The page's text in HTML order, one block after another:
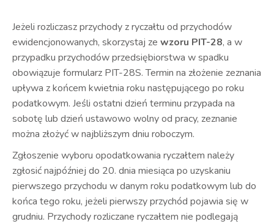
Jeżeli rozliczasz przychody z ryczałtu od przychodów
ewidencjonowanych, skorzystaj ze wzoru PIT-28, a w
przypadku przychodów przedsiębiorstwa w spadku
obowiązuje formularz PIT-28S. Termin na złożenie zeznania
upływa z końcem kwietnia roku następującego po roku
podatkowym. Jeśli ostatni dzień terminu przypada na
sobotę lub dzień ustawowo wolny od pracy, zeznanie
można złożyć w najbliższym dniu roboczym.
Zgłoszenie wyboru opodatkowania ryczałtem należy
zgłosić najpóźniej do 20. dnia miesiąca po uzyskaniu
pierwszego przychodu w danym roku podatkowym lub do
końca tego roku, jeżeli pierwszy przychód pojawia się w
grudniu. Przychody rozliczane ryczałtem nie podlegają